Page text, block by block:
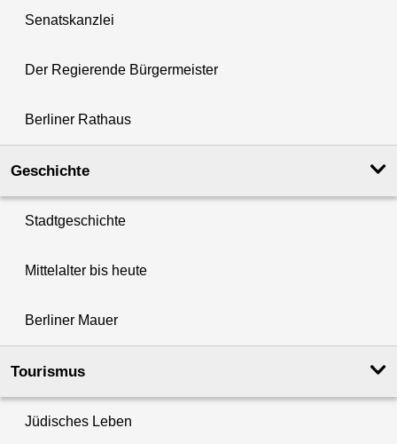
Senatskanzlei
Der Regierende Bürgermeister
Berliner Rathaus
Geschichte
Stadtgeschichte
Mittelalter bis heute
Berliner Mauer
Tourismus
Jüdisches Leben